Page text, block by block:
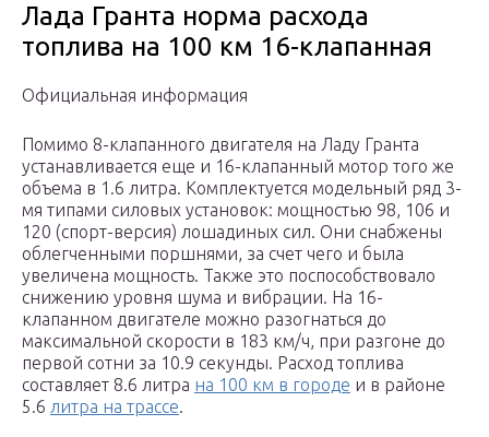
Лада Гранта норма расхода
топлива на 100 км 16-клапанная
Официальная информация
Помимо 8-клапанного двигателя на Ладу Гранта
устанавливается еще и 16-клапанный мотор того же
объема в 1.6 литра. Комплектуется модельный ряд 3-
мя типами силовых установок: мощностью 98, 106 и
120 (спорт-версия) лошадиных сил. Они снабжены
облегченными поршнями, за счет чего и была
увеличена мощность. Также это поспособствовало
снижению уровня шума и вибрации. На 16-
клапанном двигателе можно разогнаться до
максимальной скорости в 183 км/ч, при разгоне до
первой сотни за 10.9 секунды. Расход топлива
составляет 8.6 литра на 100 км в городе и в районе
5.6 литра на трассе.